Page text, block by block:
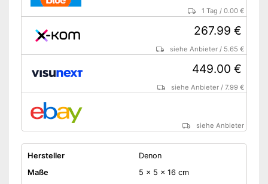
1 Tag /0.00 €
267.99 €
siehe Anbieter / 5.65 €
449.00 €
siehe Anbieter /7.99 €
siehe Anbieter
Hersteller
Denon
Maße
5 x 5 x 16 cm